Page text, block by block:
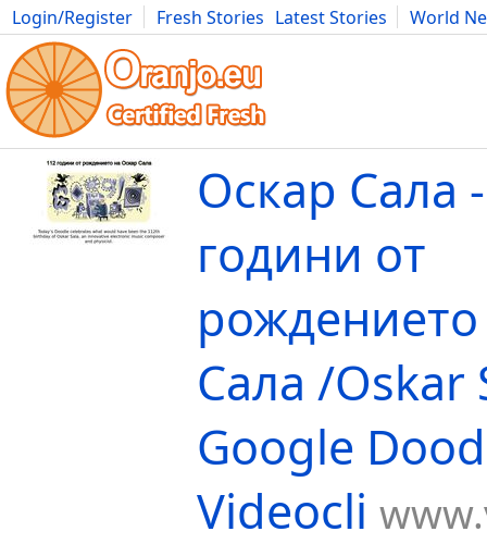
Login/Register Fresh Stories Latest Stories
World
Movies Anime Music Art Cars Advice Science
Оскар Сала
години от
Сала /Oskar
Google
Videocli